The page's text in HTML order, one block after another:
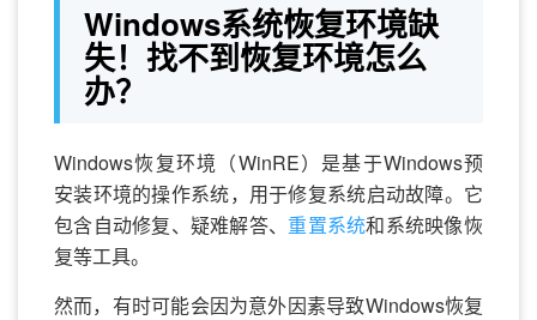
Windows系统恢复环境缺
失！找不到恢复环境怎么
办？
Windows恢复环境（WinRE）是基于Windows预
安装环境的操作系统，用于修复系统启动故障。它
包含自动修复、疑难解答、 重置系统和系统映像恢
复等工具。
然而，有时可能会因为意外因素导致Windows恢复